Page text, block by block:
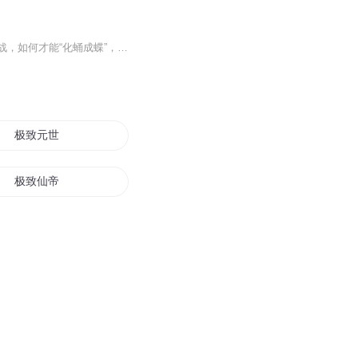
高挑战、高回报、高成长是猎头行业的特征，那些勇敢迈入猎头行列的新人，将面临哪些挑战，如何才能“化蛹成蝶”，希望获得职业与人生的“蜕变”？猎头究竟有着哪些独门秘技，值得企业HR应该向猎头学习并移植到企业招聘中？本书讲述作者从HR转身为猎头顾问...
极致元世
极致仙帝